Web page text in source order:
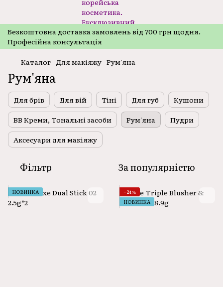
Безкоштовнa доставка замовлень від 700 грн щодня.
Професійна консультація
Каталог Для макіяжу Рум'яна
Рум'яна
Для брів Для вій Тіні Для губ
Кушони
ВВ Креми, Тональні засоби
Рум'яна
Пудри
Аксесуари для макіяжу
Фільтр За популярністю
НОВИНКА
−24%
НОВИНКА